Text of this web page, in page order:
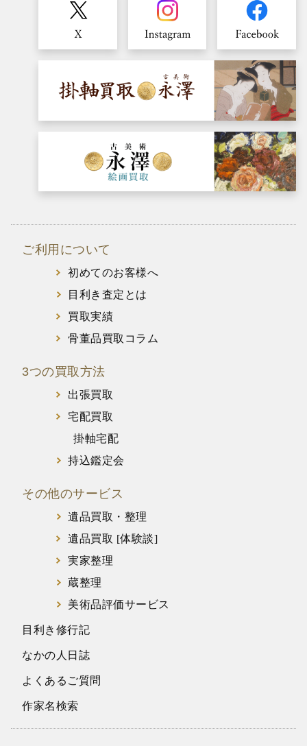
ご利用について
初めてのお客様へ
目利き査定とは
買取実績
骨董品買取コラム
3つの買取方法
出張買取
宅配買取
掛軸宅配
持込鑑定会
その他のサービス
遺品買取・整理
遺品買取 [体験談]
実家整理
蔵整理
美術品評価サービス
目利き修行記
なかの人日誌
よくあるご質問
作家名検索